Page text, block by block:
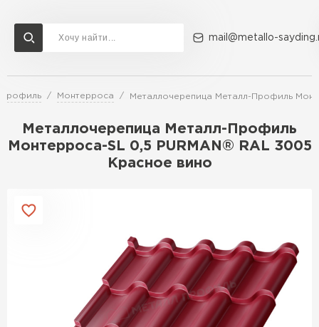
mail@metallo-
Монтерроса Металлочерепица Металл-Профиль
Металлочерепица Металл-Профиль
Монтерроса-SL 0,5 PURMAN® RAL 3005
Красное вино
Доставка и оплата Акции О компании Контакты
Перейти в каталог